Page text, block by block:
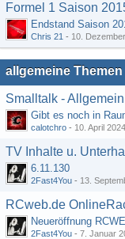
Formel 1 Saison
Endstand Saison
Chris 21 - 10.
allgemeine
Smalltalk - Allgemein
calotchro - 10. April 2024
TV Inhalte u.
6.11.130
2Fast4You - 13.
RCweb.de
Neueröffnung
2Fast4You - 7. Januar